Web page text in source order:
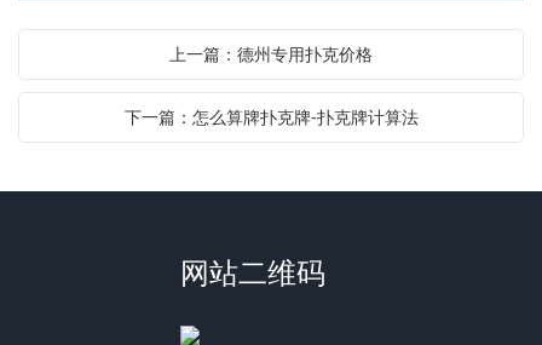
上一篇：德州专用扑克价格
下一篇：怎么算牌扑克牌-扑克牌计算法
网站二维码